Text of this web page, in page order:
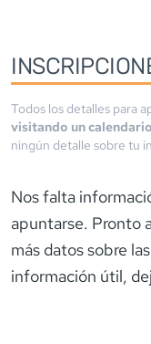
Todos los detalles para
visitando un
ningún detalle sobre tu
Nos falta
apuntarse. Pronto
más datos sobre
información útil,